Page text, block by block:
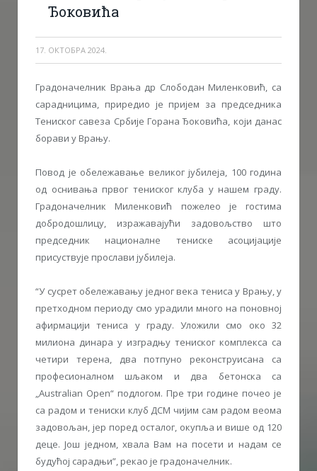
Ђоковића
17. ОКТОБРА 2024.
Градоначелник Врања др Слободан Миленковић, са
сарадницима, приредио је пријем за председника
Тениског савеза Србије Горана Ђоковића, који данас
борави у Врању.
Повод је обележавање великог јубилеја, 100 година
од оснивања првог тениског клуба у нашем граду.
Градоначелник Миленковић пожелео је гостима
добродошлицу, изражавајући задовољство што
председник националне тениске асоцијације
присуствује прослави јубилеја.
“У сусрет обележавању једног века тениса у Врању, у
претходном периоду смо урадили много на поновној
афирмацији тениса у граду. Уложили смо око 32
милиона динара у изградњу тениског комплекса са
четири терена, два потпуно реконструисана са
професионалном шљаком и два бетонска са
„Australian Open“ подлогом. Пре три године почео је
са радом и тениски клуб ДСМ чијим сам радом веома
задовољан, јер поред осталог, окупља и више од 120
деце. Још једном, хвала Вам на посети и надам се
будућој сарадњи”, рекао је градоначелник.